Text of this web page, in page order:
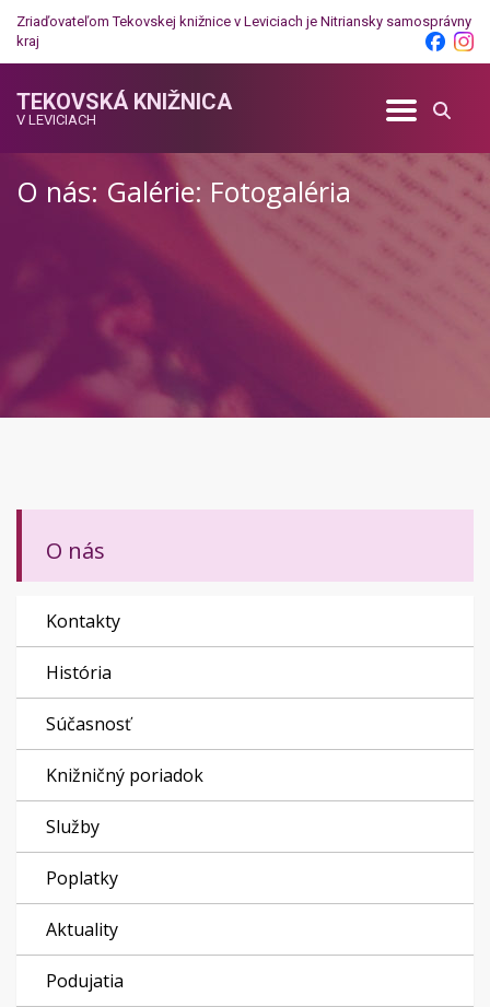
Zriaďovateľom Tekovskej knižnice v Leviciach je Nitriansky samosprávny
kraj
TEKOVSKÁ KNIŽNICA
V LEVICIACH
O nás: Galérie: Fotogaléria
O nás
Kontakty
História
Súčasnosť
Knižničný poriadok
Služby
Poplatky
Aktuality
Podujatia